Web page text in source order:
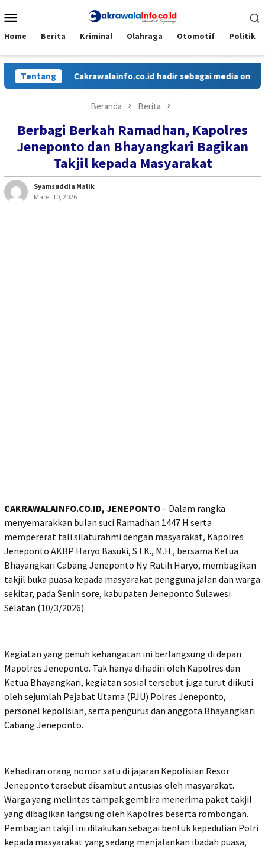
ke
Mobile
Home Berita Kriminal Olahraga Otomotif Politik
TentangCakrawalainfo.co.id hadir sebagai media online
Beranda Berita
Berbagi Berkah Ramadhan, Kapolres
Jeneponto dan Bhayangkari Bagikan
Takjil kepada Masyarakat
Syamsuddin Malik
Maret 10, 2026
CAKRAWALAINFO.CO.ID, JENEPONTO– Dalam rangka
menyemarakkan bulan suci Ramadhan 1447 H serta
mempererat tali silaturahmi dengan masyarakat, Kapolres
Jeneponto AKBP Haryo Basuki, S.I.K., M.H., bersama Ketua
Bhayangkari Cabang Jeneponto Ny. Ratih Haryo, membagikan
takjil buka puasa kepada masyarakat pengguna jalan dan warga
sekitar, pada Senin sore, kabupaten Jeneponto Sulawesi
Selatan (10/3/2026).
Kegiatan yang penuh kehangatan ini berlangsung di depan
Mapolres Jeneponto. Tak hanya dihadiri oleh Kapolres dan
Ketua Bhayangkari, kegiatan sosial tersebut juga turut diikuti
oleh sejumlah Pejabat Utama (PJU) Polres Jeneponto,
personel kepolisian, serta pengurus dan anggota Bhayangkari
Cabang Jeneponto.
Kehadiran orang nomor satu di jajaran Kepolisian Resor
Jeneponto tersebut disambut antusias oleh masyarakat.
Warga yang melintas tampak gembira menerima paket takjil
yang dibagikan langsung oleh Kapolres beserta rombongan.
Pembagian takjil ini dilakukan sebagai bentuk kepedulian Polri
kepada masyarakat yang sedang menjalankan ibadah puasa,